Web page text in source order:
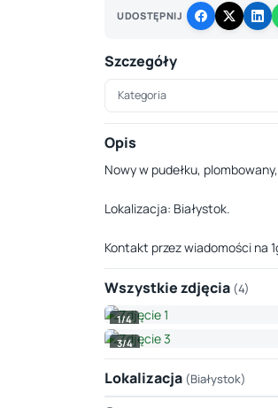
UDOSTĘPNIJ
Szczegóły
Kategoria
Opis
Nowy w pudełku,
Lokalizacja: Białystok.
Kontakt przez wiadomości na
Wszystkie zdjęcia (4)
1/4
3/4
Lokalizacja (Białystok)